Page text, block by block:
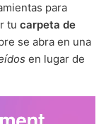
para
tu carpeta de
se abra en una
en lugar de